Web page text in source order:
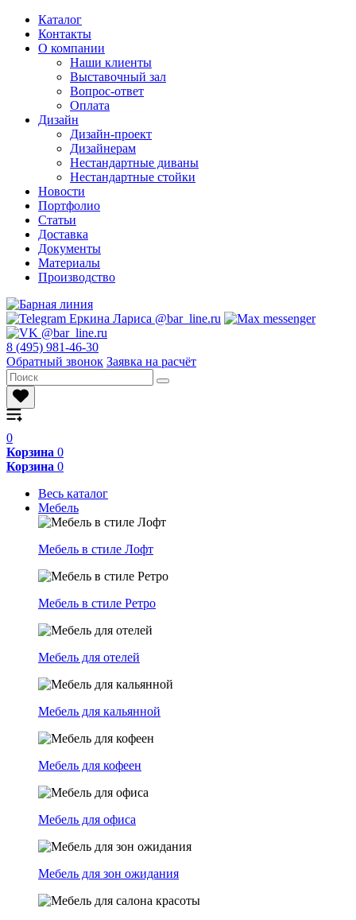
Каталог
Контакты
О компании
Наши клиенты
Выставочный зал
Вопрос-ответ
Оплата
Дизайн
Дизайн-проект
Дизайнерам
Нестандартные диваны
Нестандартные стойки
Новости
Портфолио
Статьи
Доставка
Документы
Материалы
Производство
8 (495) 981-46-30
Обратный звонок Заявка на расчёт
0
Корзина 0
Корзина 0
Весь каталог
Мебель
Мебель в стиле Лофт
Мебель в стиле Ретро
Мебель для отелей
Мебель для кальянной
Мебель для кофеен
Мебель для офиса
Мебель для зон ожидания